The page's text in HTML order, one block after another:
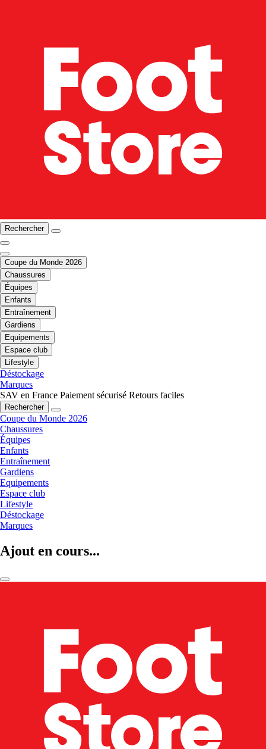
Rechercher
Coupe du Monde 2026
Chaussures
Équipes
Enfants
Entraînement
Gardiens
Equipements
Espace club
Lifestyle
Déstockage
Marques
SAV en France Paiement sécurisé Retours faciles
Rechercher
Coupe du Monde 2026
Chaussures
Équipes
Enfants
Entraînement
Gardiens
Equipements
Espace club
Lifestyle
Déstockage
Marques
Ajout en cours...